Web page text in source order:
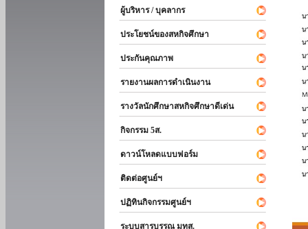
ผู้บริหาร / บุคลากร
ประโยชน์ของสหกิจศึกษา
ประกันคุณภาพ
รายงานผลการดำเนินงาน
รางวัลนักศึกษาสหกิจศึกษาดีเด่น
กิจกรรม 5ส.
ดาวน์โหลดแบบฟอร์ม
ติดต่อศูนย์ฯ
ปฏิทินกิจกรรมศูนย์ฯ
ระบบสารบรรณ มทส.